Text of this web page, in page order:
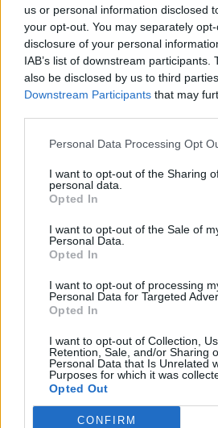
us or personal information disclosed
your opt-out. You may separately
disclosure of your personal
IAB’s list of downstream participants.
also be disclosed by us to third
Downstream Participants that may
Personal Data Processing Opt
I want to opt-out of the Sharing
personal data.
Opted In
I want to opt-out of the Sale of
Personal Data.
Opted In
I want to opt-out of processing
Personal Data for Targeted
Opted In
I want to opt-out of Collection,
Retention, Sale, and/or Sharing
Personal Data that Is Unrelated
Purposes for which it was
Opted Out
CONFIRM
DailyMedia
Dal 1990 è il quotidiano
abbonamento più autorevole
platea dei lettori comprende
media che costituiscono il
campagne, brand, incarichi,
news che vengono trattate
competenza dalla redazione.